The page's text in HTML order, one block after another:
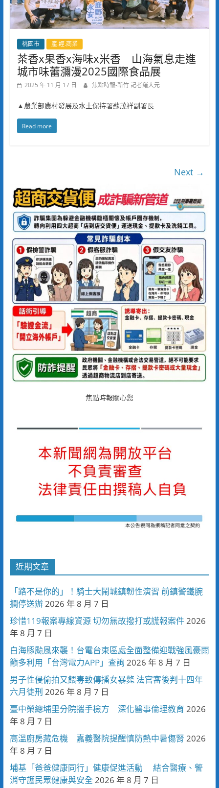
桃園市 產.經.商業
茶香x果香x海味x米香 山海氣息走進
城市味蕾瀰漫2025國際食品展
2025 年 11 月 17 日 焦點時報-新竹 記者羅大元
▲農業部農村發展及水土保持署蘇茂祥副署長
Read more
Next →
焦點時報關心您
近期文章
「路不是你的」！騎士大鬧城鎮韌性演習 前鎮警鐵腕
攔停送辦2026 年 8 月 7 日
珍惜119報案專線資源 切勿無故撥打或謊報案件2026
年 8 月 7 日
白海豚颱風來襲！台電台東區處全面整備迎戰強風豪雨
籲多利用「台灣電力APP」查詢 2026 年 8 月 7 日
男子性侵偷拍又餵毒致傳播女暴斃 法官審後判十四年
六月徒刑 2026 年 8 月 7 日
臺中榮總埔里分院攜手檢方 深化醫事倫理教育 2026
年 8 月 7 日
高溫廚房藏危機 嘉義醫院提醒慎防熱中暑傷腎 2026
年 8 月 7 日
埔基「爸爸健康同行」健康促進活動 結合醫療、警
消守護民眾健康與安全 2026 年 8 月 7 日